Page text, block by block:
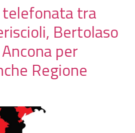
telefonata tra
Bertolaso
per
Regione